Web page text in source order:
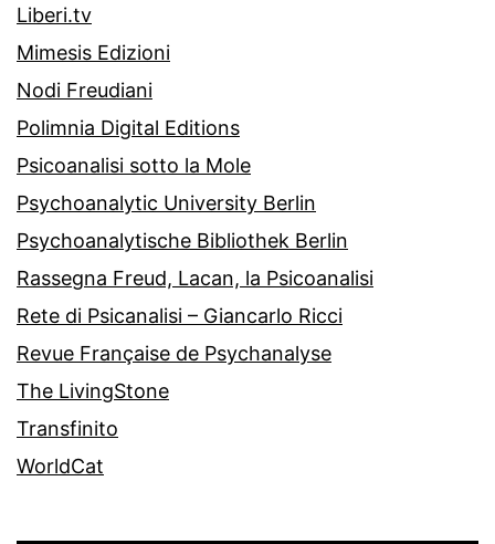
Liberi.tv
Mimesis Edizioni
Nodi Freudiani
Polimnia Digital Editions
Psicoanalisi sotto la Mole
Psychoanalytic University Berlin
Psychoanalytische Bibliothek Berlin
Rassegna Freud, Lacan, la Psicoanalisi
Rete di Psicanalisi – Giancarlo Ricci
Revue Française de Psychanalyse
The LivingStone
Transfinito
WorldCat